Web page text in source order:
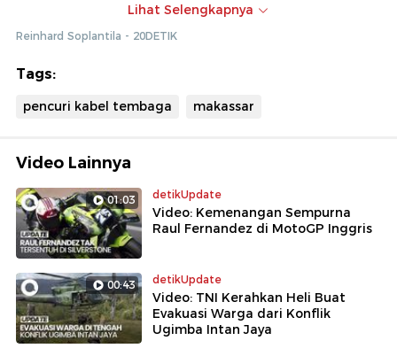
Kedua pelaku diketahui mencuri puluhan kilogram kabel
tembaga dari lokasi tersebut.
Sulsel, saat tengah beraksi di Jalan Hertasning,
dilakukan setelah pihaknya menerima laporan dari
Lihat Selengkapnya
Reinhard Soplantila - 20DETIK
Tags:
pencuri kabel tembaga makassar
Video Lainnya
01:03 detikUpdate
Video: Kemenangan Sempurna
Raul Fernandez di MotoGP Inggris
00:43 detikUpdate
Video: TNI Kerahkan Heli Buat
Evakuasi Warga dari Konflik
Ugimba Intan Jaya